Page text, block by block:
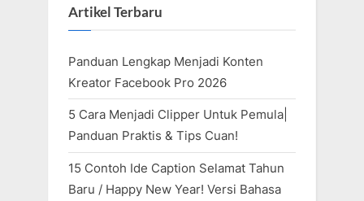
Artikel Terbaru
Panduan Lengkap Menjadi Konten
Kreator Facebook Pro 2026
5 Cara Menjadi Clipper Untuk Pemula|
Panduan Praktis & Tips Cuan!
15 Contoh Ide Caption Selamat Tahun
Baru / Happy New Year! Versi Bahasa